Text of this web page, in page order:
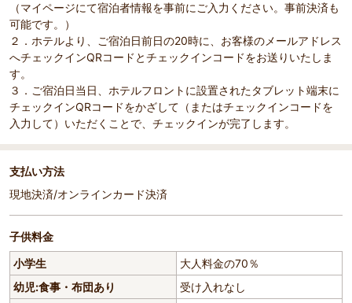
（マイページにて宿泊者情報を事前にご入力ください。事前決済も
可能です。）
２．ホテルより、ご宿泊日前日の20時に、お客様のメールアドレス
へチェックインQRコードとチェックインコードをお送りいたしま
す。
３．ご宿泊日当日、ホテルフロントに設置されたタブレット端末に
チェックインQRコードをかざして（またはチェックインコードを
入力して）いただくことで、チェックインが完了します。
支払い方法
現地決済/オンラインカード決済
子供料金
小学生
大人料金の70％
幼児:食事・布団あり
受け入れなし